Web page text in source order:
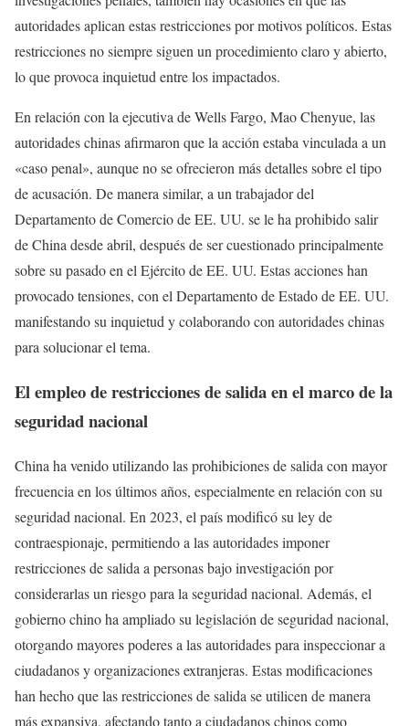
autoridades aplican estas restricciones por motivos políticos. Estas
restricciones no siempre siguen un procedimiento claro y abierto,
lo que provoca inquietud entre los impactados.
En relación con la ejecutiva de Wells Fargo, Mao Chenyue, las
autoridades chinas afirmaron que la acción estaba vinculada a un
«caso penal», aunque no se ofrecieron más detalles sobre el tipo
de acusación. De manera similar, a un trabajador del
Departamento de Comercio de EE. UU. se le ha prohibido salir
de China desde abril, después de ser cuestionado principalmente
sobre su pasado en el Ejército de EE. UU. Estas acciones han
provocado tensiones, con el Departamento de Estado de EE. UU.
manifestando su inquietud y colaborando con autoridades chinas
para solucionar el tema.
El empleo de restricciones de salida en el marco de la
seguridad nacional
China ha venido utilizando las prohibiciones de salida con mayor
frecuencia en los últimos años, especialmente en relación con su
seguridad nacional. En 2023, el país modificó su ley de
contraespionaje, permitiendo a las autoridades imponer
restricciones de salida a personas bajo investigación por
considerarlas un riesgo para la seguridad nacional. Además, el
gobierno chino ha ampliado su legislación de seguridad nacional,
otorgando mayores poderes a las autoridades para inspeccionar a
ciudadanos y organizaciones extranjeras. Estas modificaciones
han hecho que las restricciones de salida se utilicen de manera
más expansiva, afectando tanto a ciudadanos chinos como